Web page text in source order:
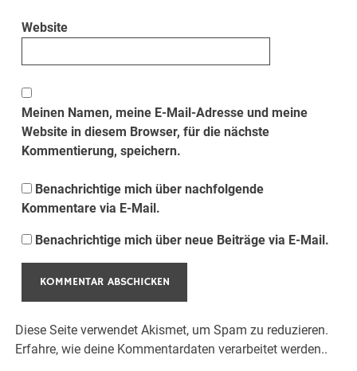
Website
Meinen Namen, meine E-Mail-Adresse und meine
Website in diesem Browser, für die nächste
Kommentierung, speichern.
Benachrichtige mich über nachfolgende
Kommentare via E-Mail.
Benachrichtige mich über neue Beiträge via E-Mail.
Diese Seite verwendet Akismet, um Spam zu reduzieren.
Erfahre, wie deine Kommentardaten verarbeitet werden..